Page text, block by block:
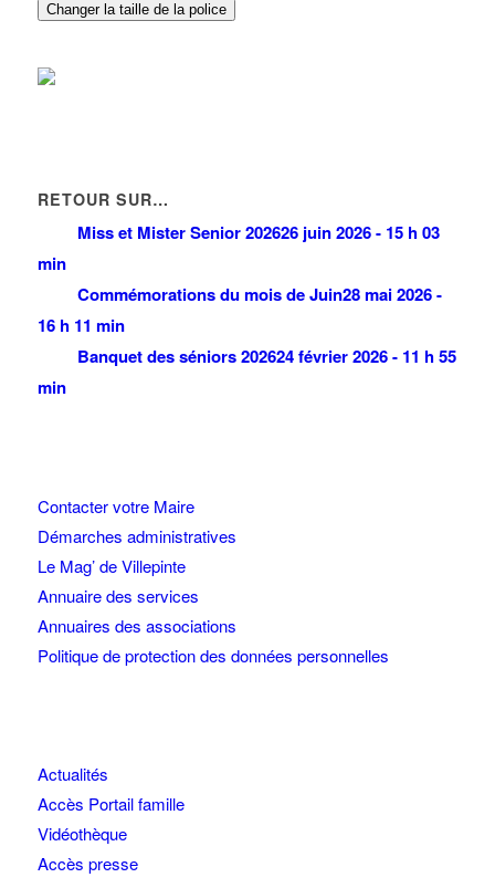
Changer la taille de la police
RETOUR SUR…
Miss et Mister Senior 202626 juin 2026 - 15 h 03
min
Commémorations du mois de Juin28 mai 2026 -
16 h 11 min
Banquet des séniors 202624 février 2026 - 11 h 55
min
Contacter votre Maire
Démarches administratives
Le Mag’ de Villepinte
Annuaire des services
Annuaires des associations
Politique de protection des données personnelles
Actualités
Accès Portail famille
Vidéothèque
Accès presse